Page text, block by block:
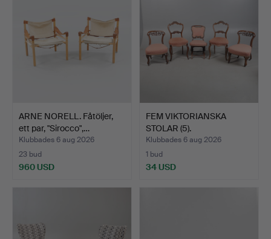
ARNE NORELL. Fåtöljer,
ett par, "Sirocco",…
Klubbades 6 aug 2026
23 bud
960 USD
FEM VIKTORIANSKA
STOLAR (5).
Klubbades 6 aug 2026
1 bud
34 USD